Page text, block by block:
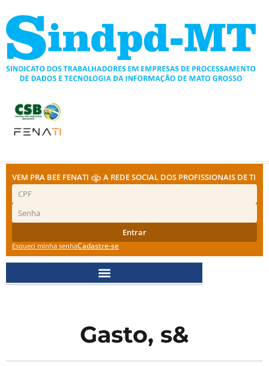
para
conteúdo
VEM PRA BEE FENATI A REDE SOCIAL DOS PROFISSIONAIS DE TI
Entrar
Esqueci minha senhaCadastre-se
Gasto, s&